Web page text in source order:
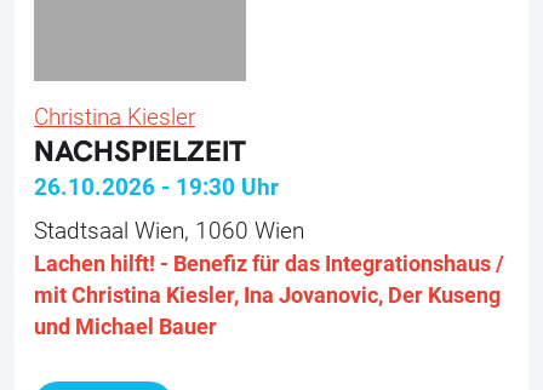
Christina Kiesler
NACHSPIELZEIT
26.10.2026 - 19:30 Uhr
Stadtsaal Wien, 1060 Wien
Lachen hilft! - Benefiz für das Integrationshaus /
mit Christina Kiesler, Ina Jovanovic, Der Kuseng
und Michael Bauer